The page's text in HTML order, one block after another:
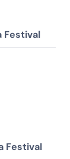
Festival
Festival